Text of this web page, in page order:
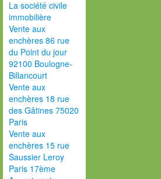
La société civile
immobilière
Vente aux
enchères 86 rue
du Point du jour
92100 Boulogne-
Billancourt
Vente aux
enchères 18 rue
des Gâtines 75020
Paris
Vente aux
enchères 15 rue
Saussier Leroy
Paris 17ème